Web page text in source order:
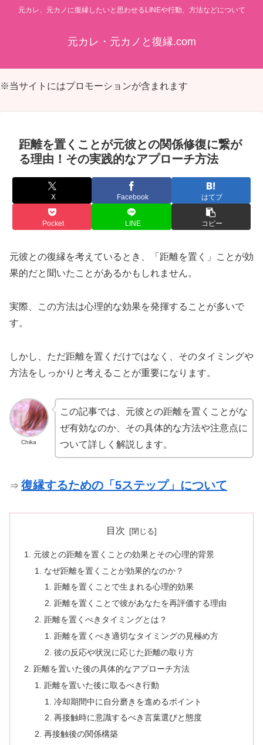
元カレ、元カノに復縁したいと思わせるLINEや行動、方法などについて
元カレ・元カノと復縁.com
※当サイトにはプロモーションが含まれます
距離を置くことが元彼との関係修復に繋が
る理由！その実践的なアプローチ方法
X Facebook はてブ
Pocket LINE コピー
元彼との復縁を考えているとき、「距離を置く」ことが効
果的だと聞いたことがあるかもしれません。
実際、この方法は心理的な効果を発揮することが多いで
す。
しかし、ただ距離を置くだけではなく、そのタイミングや
方法をしっかりと考えることが重要になります。
Chika
この記事では、元彼との距離を置くことがな
ぜ有効なのか、その具体的な方法や注意点に
ついて詳しく解説します。
⇒ 復縁するための「5ステップ」について
目次
元彼との距離を置くことの効果とその心理的背景
なぜ距離を置くことが効果的なのか？
距離を置くことで生まれる心理的効果
距離を置くことで彼があなたを再評価する理由
距離を置くべきタイミングとは？
距離を置くべき適切なタイミングの見極め方
彼の反応や状況に応じた距離の取り方
距離を置いた後の具体的なアプローチ方法
距離を置いた後に取るべき行動
冷却期間中に自分磨きを進めるポイント
再接触時に意識するべき言葉選びと態度
再接触後の関係構築